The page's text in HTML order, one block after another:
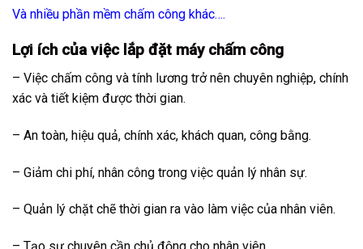
Và nhiều phần mềm chấm công khác….
Lợi ích của việc lắp đặt máy chấm công
– Việc chấm công và tính lương trở nên chuyên nghiệp, chính
xác và tiết kiệm được thời gian.
– An toàn, hiệu quả, chính xác, khách quan, công bằng.
– Giảm chi phí, nhân công trong việc quản lý nhân sự.
– Quản lý chặt chẽ thời gian ra vào làm việc của nhân viên.